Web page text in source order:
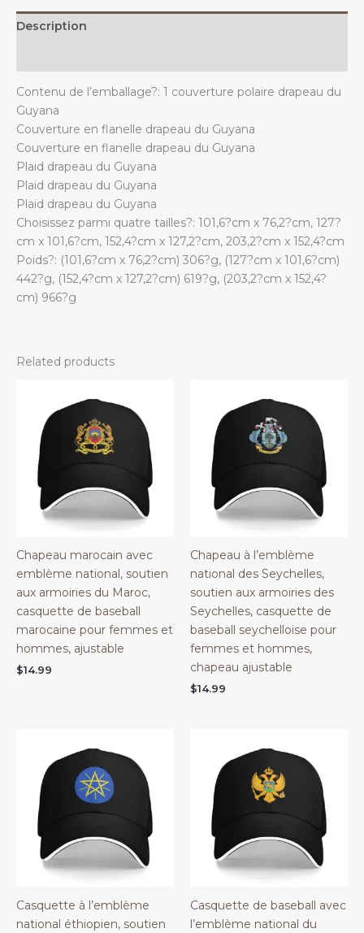
Description
Contenu de l’emballage?: 1 couverture polaire drapeau du
Guyana
Couverture en flanelle drapeau du Guyana
Couverture en flanelle drapeau du Guyana
Plaid drapeau du Guyana
Plaid drapeau du Guyana
Plaid drapeau du Guyana
Choisissez parmi quatre tailles?: 101,6?cm x 76,2?cm, 127?
cm x 101,6?cm, 152,4?cm x 127,2?cm, 203,2?cm x 152,4?cm
Poids?: (101,6?cm x 76,2?cm) 306?g, (127?cm x 101,6?cm)
442?g, (152,4?cm x 127,2?cm) 619?g, (203,2?cm x 152,4?
cm) 966?g
Related products
Chapeau marocain avec
emblème national, soutien
aux armoiries du Maroc,
casquette de baseball
marocaine pour femmes et
hommes, ajustable
$14.99
Chapeau à l’emblème
national des Seychelles,
soutien aux armoiries des
Seychelles, casquette de
baseball seychelloise pour
femmes et hommes,
chapeau ajustable
$14.99
Casquette à l’emblème
national éthiopien, soutien
Casquette de baseball avec
l’emblème national du